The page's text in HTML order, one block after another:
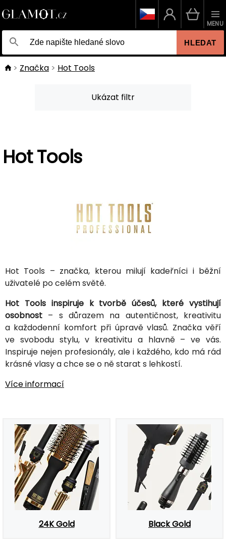
HLEDAT
MENU
Značka Hot Tools
Ukázat filtr
Hot Tools
Hot Tools – značka, kterou milují kadeřníci i běžní
uživatelé po celém světě.
Hot Tools inspiruje k tvorbě účesů, které vystihují
osobnost – s důrazem na autentičnost, kreativitu
a každodenní komfort při úpravě vlasů. Značka věří
ve svobodu stylu, v kreativitu a hlavně – ve vás.
Inspiruje nejen profesionály, ale i každého, kdo má rád
krásné vlasy a chce se o ně starat s lehkostí.
Více informací
24K Gold Black Gold